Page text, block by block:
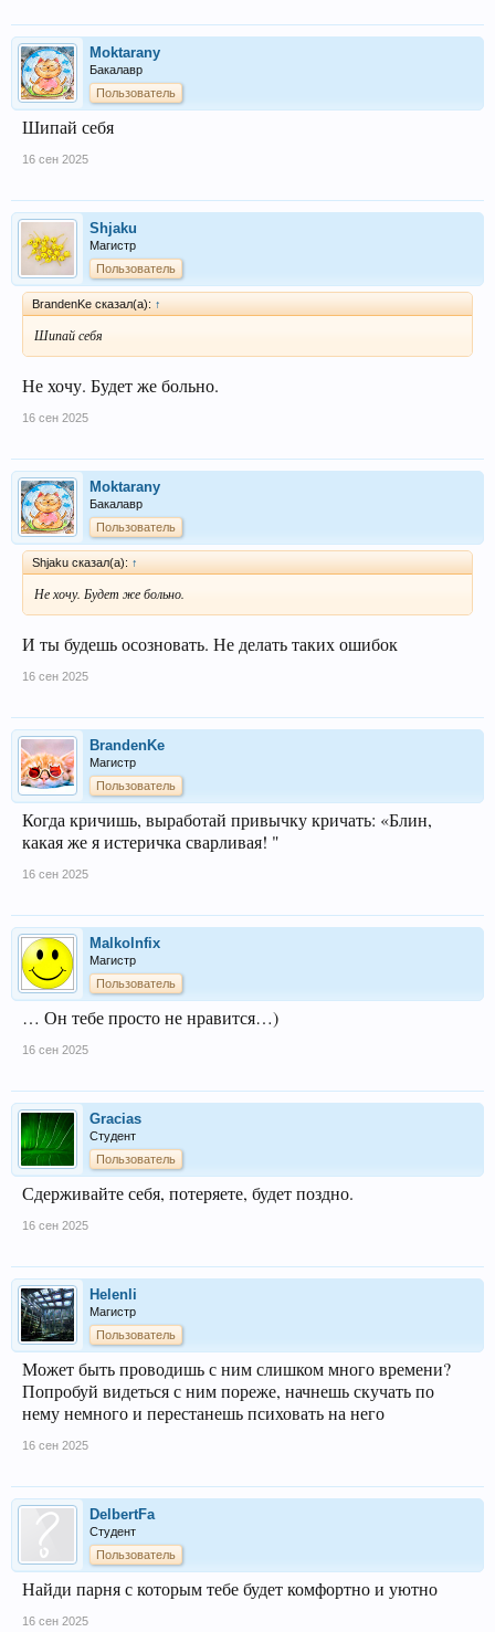
Moktarany
Бакалавр
Пользователь
Шипай себя
16 сен 2025
Shjaku
Магистр
Пользователь
BrandenKe сказал(а): ↑
Шипай себя
Не хочу. Будет же больно.
16 сен 2025
Moktarany
Бакалавр
Пользователь
Shjaku сказал(а): ↑
Не хочу. Будет же больно.
И ты будешь осозновать. Не делать таких ошибок
16 сен 2025
BrandenKe
Магистр
Пользователь
Когда кричишь, выработай привычку кричать: «Блин,
какая же я истеричка сварливая! "
16 сен 2025
Malkolnfix
Магистр
Пользователь
… Он тебе просто не нравится…)
16 сен 2025
Gracias
Студент
Пользователь
Сдерживайте себя, потеряете, будет поздно.
16 сен 2025
Helenli
Магистр
Пользователь
Может быть проводишь с ним слишком много времени?
Попробуй видеться с ним пореже, начнешь скучать по
нему немного и перестанешь психовать на него
16 сен 2025
DelbertFa
Студент
Пользователь
Найди парня с которым тебе будет комфортно и уютно
16 сен 2025